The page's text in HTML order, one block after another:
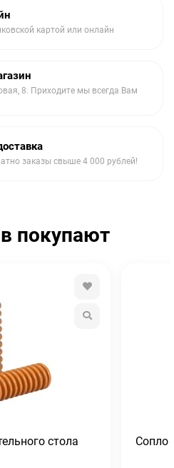
картой или онлайн
8. Приходите мы всегда Вам
заказы свыше 4 000 рублей!
покупают
стола
Сопло